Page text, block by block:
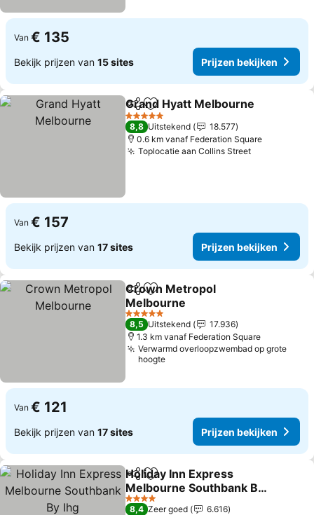
Van € 135
Bekijk prijzen van 15 sites Prijzen bekijken
DelenToevoegen aan favorieten
Grand Hyatt Melbourne
5 Sterren
8,8 Uitstekend
18.577
0.6 km vanaf Federation Square
Toplocatie aan Collins StreetPrijzen
Van € 157
Bekijk prijzen van 17 sites Prijzen bekijken
DelenToevoegen aan favorieten
Crown Metropol
Melbourne
Prijzen bekijken
5 Sterren
8,5 Uitstekend
17.936
1.3 km vanaf Federation Square
Verwarmd overloopzwembad op grote
hoogte
Van € 121
Bekijk prijzen van 17 sites Prijzen bekijken
DelenToevoegen aan favorieten
Holiday Inn Express
Melbourne Southbank By
Ihg
Prijzen bekijken
4 Sterren
8,4 Zeer goed
6.616